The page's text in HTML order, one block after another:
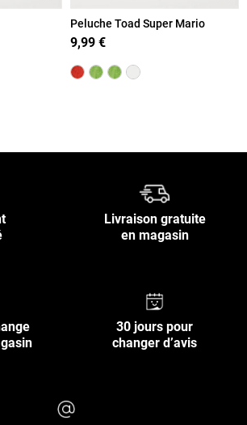
Peluche Toad Super Mario
9,99 €
Livraison gratuite
en magasin
30 jours pour
changer d’avis